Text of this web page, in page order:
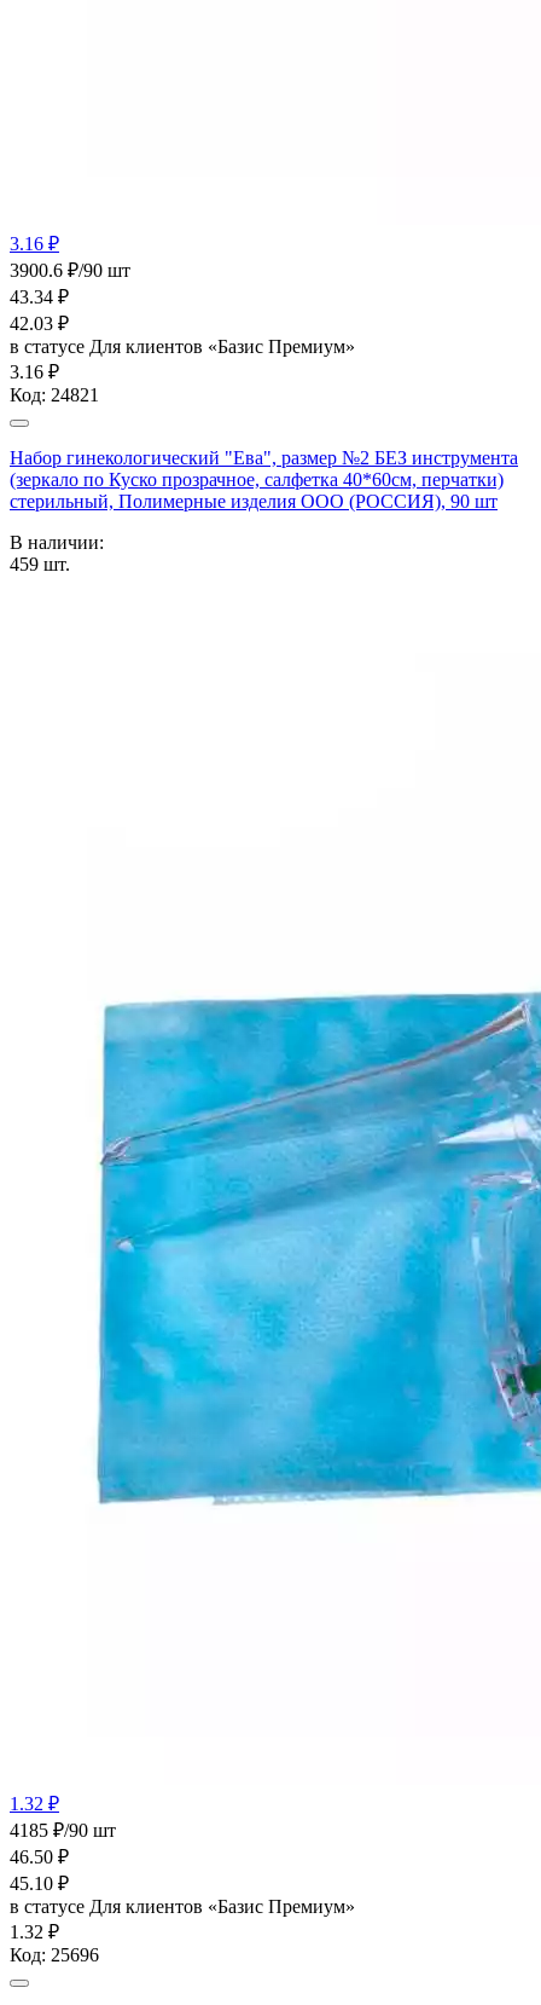
3.16 ₽
3900.6 ₽/90 шт
43.34 ₽
42.03 ₽
в статусе Для клиентов «Базис Премиум»
3.16 ₽
Код: 24821
Набор гинекологический "Ева", размер №2 БЕЗ инструмента
(зеркало по Куско прозрачное, салфетка 40*60см, перчатки)
стерильный, Полимерные изделия OOO (РОССИЯ), 90 шт
В наличии:
459 шт.
1.32 ₽
4185 ₽/90 шт
46.50 ₽
45.10 ₽
в статусе Для клиентов «Базис Премиум»
1.32 ₽
Код: 25696